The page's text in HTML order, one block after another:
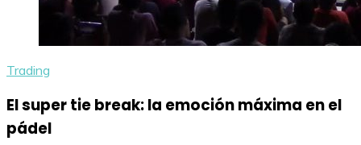
Trading
El super tie break: la emoción máxima en el
pádel